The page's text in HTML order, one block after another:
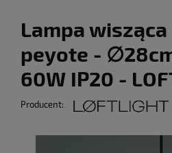
Lampa wisząca
peyote -
60W IP20 -
Producent: